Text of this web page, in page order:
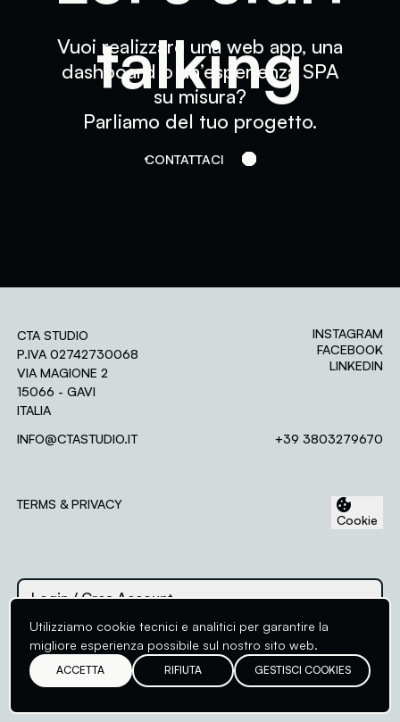
talking
Vuoi realizzare una web app, una
dashboard o un’esperienza SPA
su misura?
Parliamo del tuo progetto.
CONTATTACI
CTA STUDIO
P.IVA 02742730068
VIA MAGIONE 2
15066 - GAVI
ITALIA
INFO@CTASTUDIO.IT
INSTAGRAM
FACEBOOK
LINKEDIN
+39 3803279670
TERMS & PRIVACY
Cookie
Login/ Crea Account
Area riservata ai clienti
PROGETTI COMPETENZE
©2026 - CTASTUDIO
Utilizziamo cookie tecnici e analitici per garantire la
migliore esperienza possibile sul nostro sito web.
ACCETTA RIFIUTA GESTISCI COOKIES